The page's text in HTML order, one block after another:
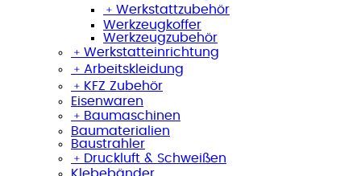
﹢ Werkstattzubehör
Werkzeugkoffer
Werkzeugzubehör
﹢ Werkstatteinrichtung
﹢ Arbeitskleidung
﹢ KFZ Zubehör
Eisenwaren
﹢ Baumaschinen
Baumaterialien
Baustrahler
﹢ Druckluft & Schweißen